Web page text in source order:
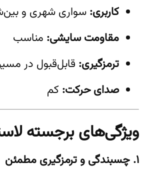
کاربری: سواری شهری و
مقاومت سایشی: مناسب
ترمزگیری: قابل‌قبول در
صدای حرکت: کم
ویژگی‌های برجسته
۱. چسبندگی و ترمزگیری مطمئن